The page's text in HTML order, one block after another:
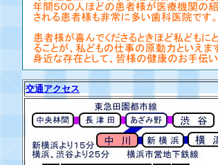
交通アクセス